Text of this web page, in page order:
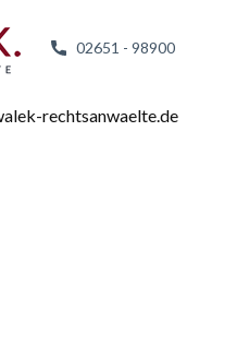
02651 - 98900
rechtsanwaelte.de